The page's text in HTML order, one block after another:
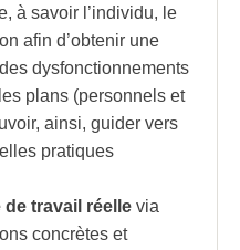
à savoir l’individu, le
afin d’obtenir une
dysfonctionnements
plans (personnels et
ainsi, guider vers
pratiques
de travail réelle via
concrètes et